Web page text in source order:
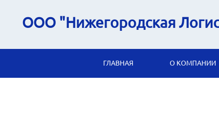
ООО "Нижегородская
ГЛАВНАЯ О КОМПАНИИ